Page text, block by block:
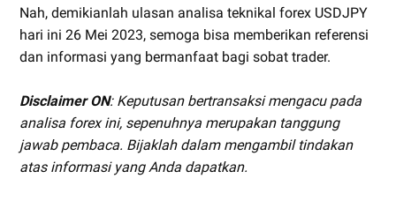
Nah, demikianlah ulasan analisa teknikal forex USDJPY
hari ini 26 Mei 2023, semoga bisa memberikan referensi
dan informasi yang bermanfaat bagi sobat trader.
Disclaimer ON: Keputusan bertransaksi mengacu pada
analisa forex ini, sepenuhnya merupakan tanggung
jawab pembaca. Bijaklah dalam mengambil tindakan
atas informasi yang Anda dapatkan.